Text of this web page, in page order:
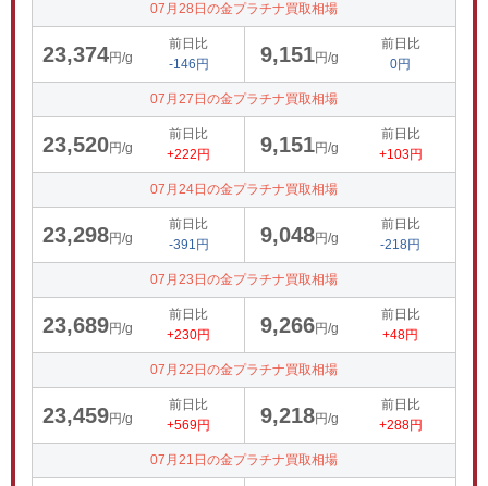
07月28日の金プラチナ買取相場
23,374円/g
前日比
-146円
9,151円/g
前日比
0円
07月27日の金プラチナ買取相場
23,520円/g
前日比
+222円
9,151円/g
前日比
+103円
07月24日の金プラチナ買取相場
23,298円/g
前日比
-391円
9,048円/g
前日比
-218円
07月23日の金プラチナ買取相場
23,689円/g
前日比
+230円
9,266円/g
前日比
+48円
07月22日の金プラチナ買取相場
23,459円/g
前日比
+569円
9,218円/g
前日比
+288円
07月21日の金プラチナ買取相場